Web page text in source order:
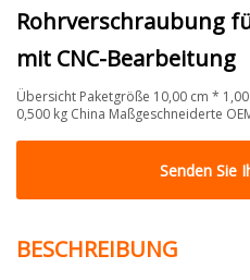
Rohrverschraubung
mit CNC-Bearbeitung
Übersicht Paketgröße 10,00 cm *
0,500 kg China Maßgeschneiderte
Senden Sie
BESCHREIBUNG